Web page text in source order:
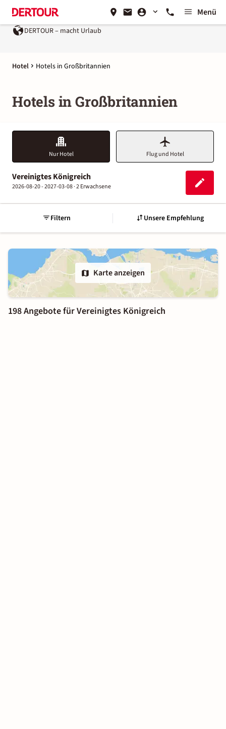
Menü
DERTOUR – macht Urlaub
Hotel Hotels in Großbritannien
Hotels in Großbritannien
Nur Hotel Flug und Hotel
Vereinigtes Königreich
2026-08-20 - 2027-03-08 ·2 Erwachsene
Filtern Unsere Empfehlung
Karte anzeigen
198 Angebote für Vereinigtes Königreich